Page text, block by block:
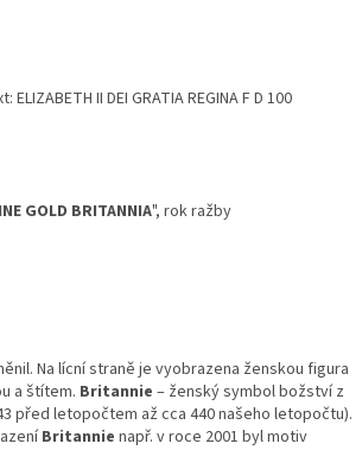
II DEI GRATIA REGINA F D 100
GOLD BRITANNIA", rok ražby
Na lícní straně je vyobrazena ženskou figura
a štítem. Britannie – ženský symbol božství z
před letopočtem až cca 440 našeho letopočtu).
Britannie např. v roce 2001 byl motiv